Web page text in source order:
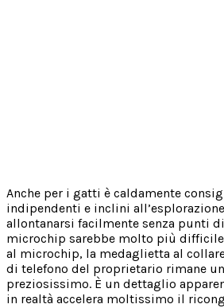
Anche per i gatti è caldamente
indipendenti e inclini
allontanarsi facilmente senza punti
microchip sarebbe molto più
al microchip, la medaglietta al
di telefono del proprietario rimane
preziosissimo. È un dettaglio
in realtà accelera moltissimo il